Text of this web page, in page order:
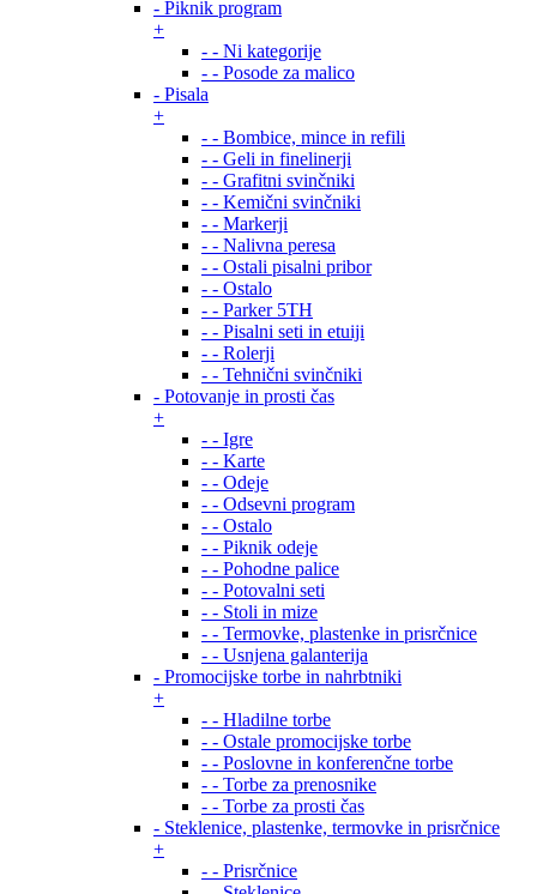
- Piknik program
+
- - Ni kategorije
- - Posode za malico
- Pisala
+
- - Bombice, mince in refili
- - Geli in finelinerji
- - Grafitni svinčniki
- - Kemični svinčniki
- - Markerji
- - Nalivna peresa
- - Ostali pisalni pribor
- - Ostalo
- - Parker 5TH
- - Pisalni seti in etuiji
- - Rolerji
- - Tehnični svinčniki
- Potovanje in prosti čas
+
- - Igre
- - Karte
- - Odeje
- - Odsevni program
- - Ostalo
- - Piknik odeje
- - Pohodne palice
- - Potovalni seti
- - Stoli in mize
- - Termovke, plastenke in prisrčnice
- - Usnjena galanterija
- Promocijske torbe in nahrbtniki
+
- - Hladilne torbe
- - Ostale promocijske torbe
- - Poslovne in konferenčne torbe
- - Torbe za prenosnike
- - Torbe za prosti čas
- Steklenice, plastenke, termovke in prisrčnice
+
- - Prisrčnice